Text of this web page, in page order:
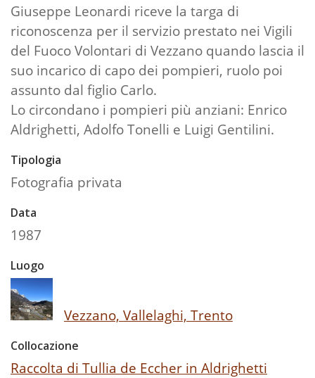
Giuseppe Leonardi riceve la targa di
riconoscenza per il servizio prestato nei Vigili
del Fuoco Volontari di Vezzano quando lascia il
suo incarico di capo dei pompieri, ruolo poi
assunto dal figlio Carlo.
Lo circondano i pompieri più anziani: Enrico
Aldrighetti, Adolfo Tonelli e Luigi Gentilini.
Tipologia
Fotografia privata
Data
1987
Luogo
Vezzano, Vallelaghi, Trento
Collocazione
Raccolta di Tullia de Eccher in Aldrighetti